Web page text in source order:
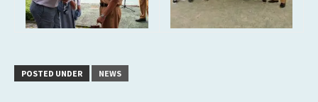
POSTED UNDER NEWS